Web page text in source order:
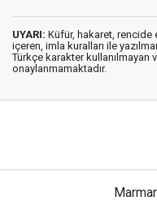
UYARI: Küfür, hakaret, rencide
içeren, imla kuralları ile
Türkçe karakter kullanılmayan
onaylanmamaktadır.